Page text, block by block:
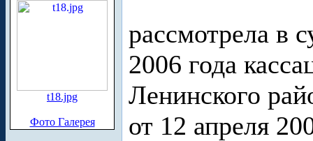
t18.jpg
Фото Галерея
рассмотрела в
2006 года
Ленинского
от 12 апреля